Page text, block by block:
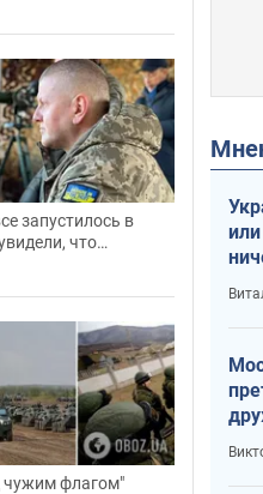
запустилось в
что
это все безобразие
чужим флагом"
с